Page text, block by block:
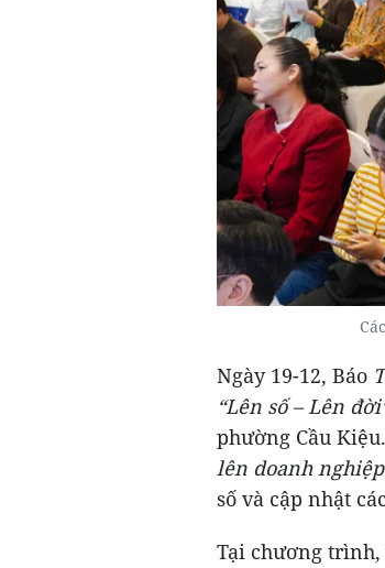
Ngày 19-12, Báo
“Lên số – Lên
phường Cầu
lên doanh
số và cập nhật
Tại chương